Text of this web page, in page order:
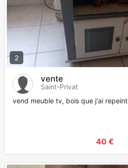
2
vente
Saint-Privat
vend meuble tv, bois que j'ai repeint
40 €